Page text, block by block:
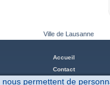
Ville de Lausanne
Accueil
Contact
Blog & aide en
nous permettent de